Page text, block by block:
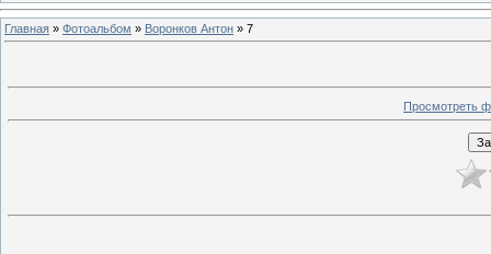
Главная » Фотоальбом » Воронков Антон » 7
Просмотреть